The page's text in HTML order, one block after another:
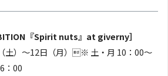
『Spirit nuts』at giverny］
土）〜12日（月）※ 土・月 10：00〜
：00